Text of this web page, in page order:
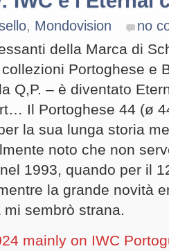
, Mondovision no
della Marca di
Portoghese e
Q,P. – è diventato
Il Portoghese 44 (ø
la sua lunga storia
noto che non
1993, quando per il
la grande novità
sembrò strana.
mainly on IWC